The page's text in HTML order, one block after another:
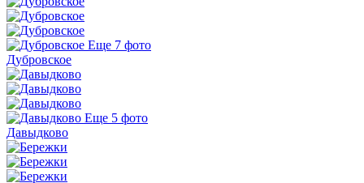
Еще 7 фото
Дубровское
Еще 5 фото
Давыдково